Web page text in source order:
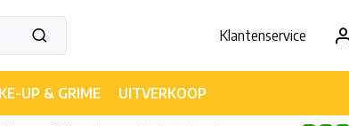
Klantenservice
UP & GRIME UITVERKOOP